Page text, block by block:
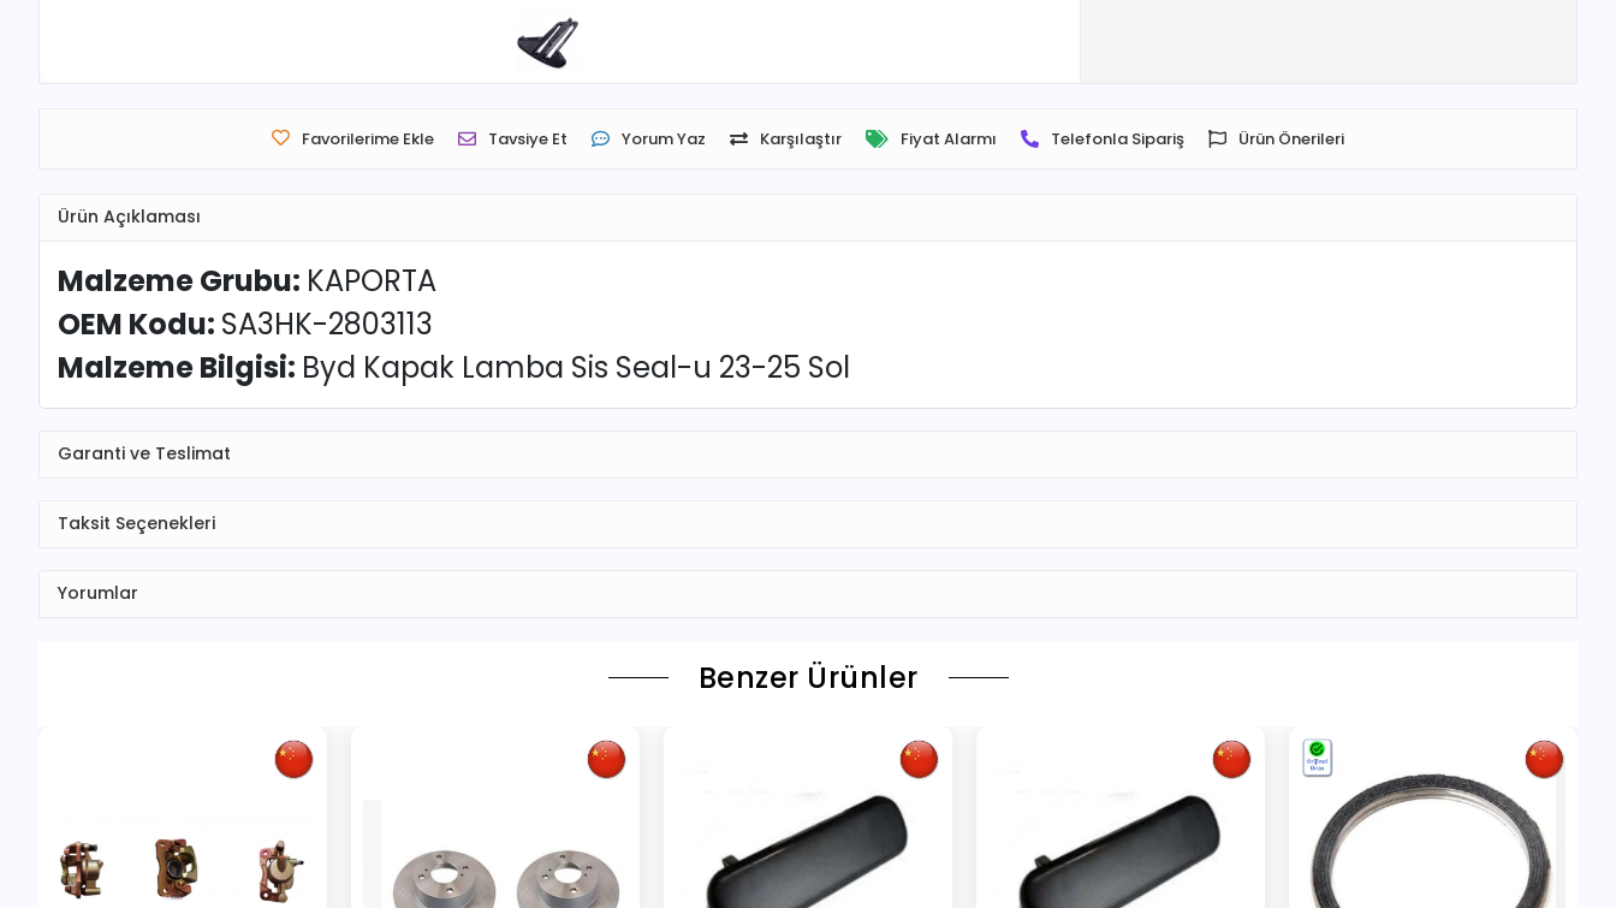
Favorilerime Ekle Tavsiye Et Yorum Yaz Karşılaştır Fiyat Alarmı Telefonla Sipariş Ürün Önerileri
Ürün Açıklaması
Malzeme Grubu: KAPORTA
OEM Kodu: SA3HK-2803113
Malzeme Bilgisi: Byd Kapak Lamba Sis Seal-u 23-25 Sol
Garanti ve Teslimat
Taksit Seçenekleri
Yorumlar
Benzer Ürünler